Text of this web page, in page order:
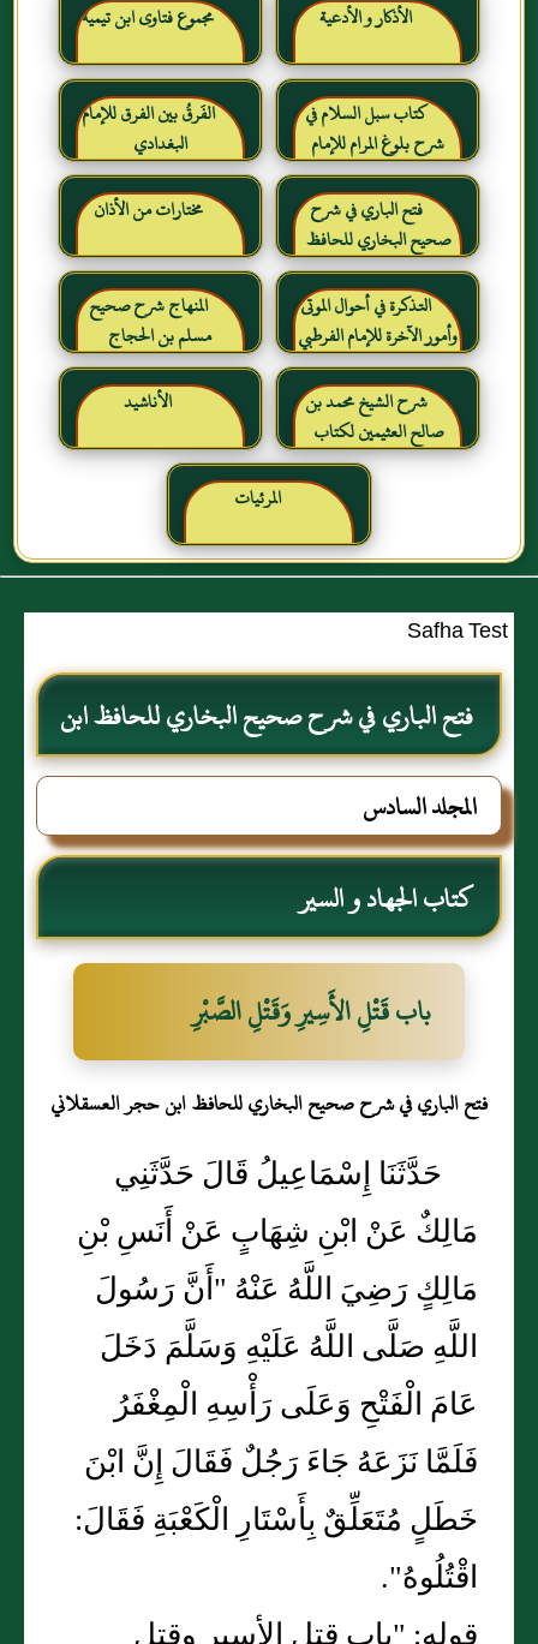
الأذكار و الأدعية مجموع فتاوى ابن تيمية
كتاب سبل السلام في
شرح بلوغ المرام للإمام
الصنعاني رحمه الله
الفَرقُ بين الفرق للإمام
البغدادي
فتح الباري في شرح
صحيح البخاري للحافظ
ابن حجر العسقلاني
مختارات من الأذان
التذكرة في أحوال الموتى
وأمور الآخرة للإمام الفرطبي
رحمه الله
المنهاج شرح صحيح
مسلم بن الحجاج
شرح الشيخ محمد بن
صالح العثيمين لكتاب
رياض الصالحين للإمام
النووي رحمهم الله تعالى
الأناشيد
المرئيات
Safha Test
فتح الباري في شرح صحيح البخاري للحافظ ابن
حجر العسقلاني
المجلد السادس
كتاب الجهاد و السير
باب قَتْلِ الأَسِيرِ وَقَتْلِ الصَّبْرِ
فتح الباري في شرح صحيح البخاري للحافظ ابن حجر العسقلاني
حَدَّثَنَا إِسْمَاعِيلُ قَالَ حَدَّثَنِي
مَالِكٌ عَنْ ابْنِ شِهَابٍ عَنْ أَنَسِ بْنِ
مَالِكٍ رَضِيَ اللَّهُ عَنْهُ "أَنَّ رَسُولَ
اللَّهِ صَلَّى اللَّهُ عَلَيْهِ وَسَلَّمَ دَخَلَ
عَامَ الْفَتْحِ وَعَلَى رَأْسِهِ الْمِغْفَرُ
فَلَمَّا نَزَعَهُ جَاءَ رَجُلٌ فَقَالَ إِنَّ ابْنَ
خَطَلٍ مُتَعَلِّقٌ بِأَسْتَارِ الْكَعْبَةِ فَقَالَ:
اقْتُلُوهُ".